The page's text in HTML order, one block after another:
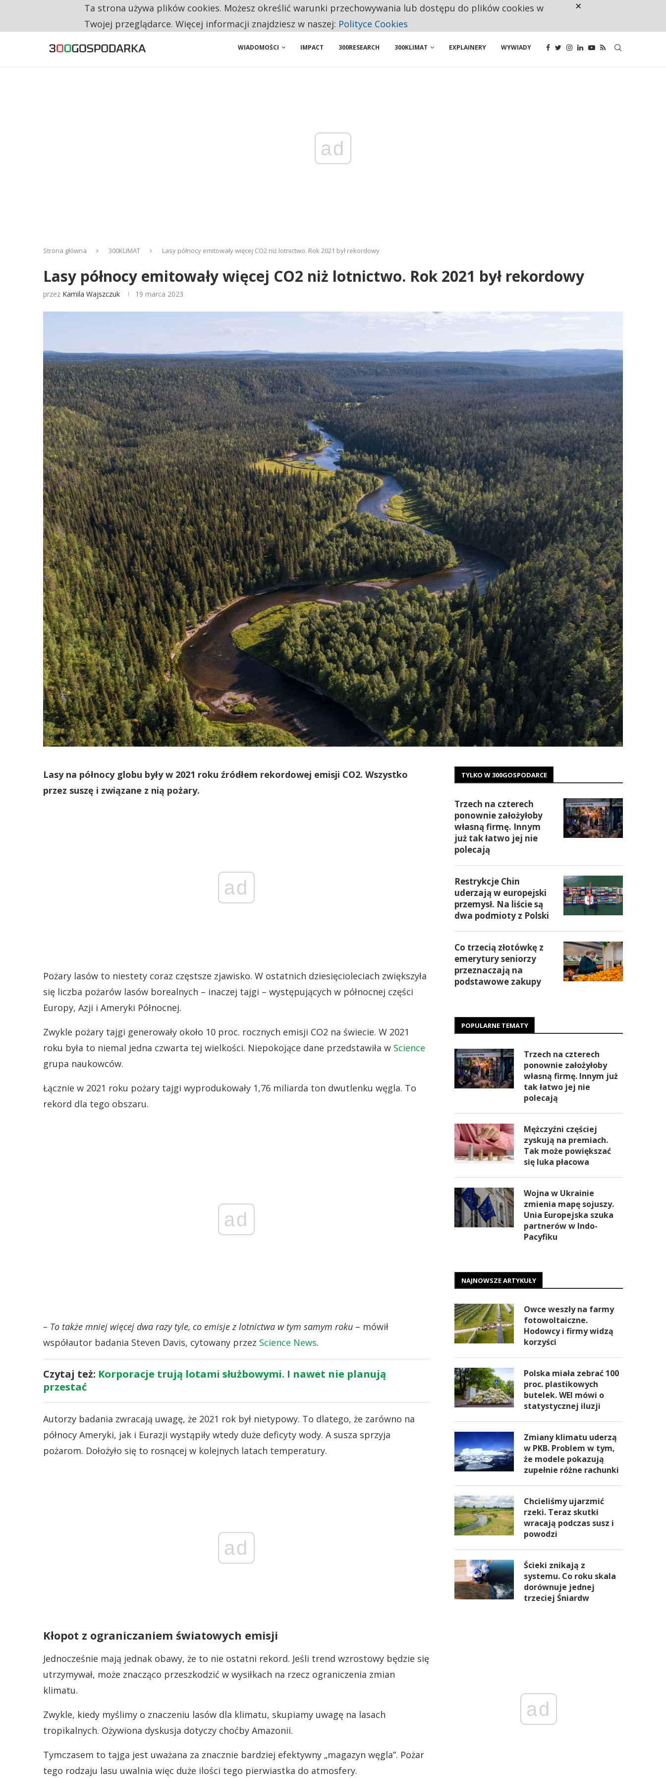
CO TRZECIĄ ZŁOTÓWKĘ Z EMERYTURY SENIORZY PRZEZNACZAJĄ NA PODSTAWOWE ZAKUPY
WIADOMOŚCI IMPACT 300RESEARCH 300KLIMAT EXPLAINERY WYWIADY
ad
Strona główna 300KLIMAT Lasy północy emitowały więcej CO2 niż lotnictwo. Rok 2021 był rekordowy
Lasy północy emitowały więcej CO2 niż lotnictwo. Rok 2021 był rekordowy
przez Kamila Wajszczuk 19 marca 2023
Lasy na północy globu były w 2021 roku źródłem rekordowej emisji CO2. Wszystko
przez suszę i związane z nią pożary.
ad
Pożary lasów to niestety coraz częstsze zjawisko. W ostatnich dziesięcioleciach zwiększyła
się liczba pożarów lasów borealnych – inaczej tajgi – występujących w północnej części
Europy, Azji i Ameryki Północnej.
Zwykle pożary tajgi generowały około 10 proc. rocznych emisji CO2 na świecie. W 2021
roku była to niemal jedna czwarta tej wielkości. Niepokojące dane przedstawiła w Science
grupa naukowców.
Łącznie w 2021 roku pożary tajgi wyprodukowały 1,76 miliarda ton dwutlenku węgla. To
rekord dla tego obszaru.
ad
– To także mniej więcej dwa razy tyle, co emisje z lotnictwa w tym samym roku – mówił
współautor badania Steven Davis, cytowany przez Science News.
Czytaj też: Korporacje trują lotami służbowymi. I nawet nie planują
przestać
Autorzy badania zwracają uwagę, że 2021 rok był nietypowy. To dlatego, że zarówno na
północy Ameryki, jak i Eurazji wystąpiły wtedy duże deficyty wody. A susza sprzyja
pożarom. Dołożyło się to rosnącej w kolejnych latach temperatury.
ad
Kłopot z ograniczaniem światowych emisji
Jednocześnie mają jednak obawy, że to nie ostatni rekord. Jeśli trend wzrostowy będzie się
utrzymywał, może znacząco przeszkodzić w wysiłkach na rzecz ograniczenia zmian
klimatu.
Zwykle, kiedy myślimy o znaczeniu lasów dla klimatu, skupiamy uwagę na lasach
tropikalnych. Ożywiona dyskusja dotyczy choćby Amazonii.
Tymczasem to tajga jest uważana za znacznie bardziej efektywny „magazyn węgla”. Pożar
tego rodzaju lasu uwalnia więc duże ilości tego pierwiastka do atmosfery.
TYLKO W 300GOSPODARCE
Trzech na czterech
ponownie założyłoby
własną firmę. Innym
już tak łatwo jej nie
polecają
Restrykcje Chin
uderzają w europejski
przemysł. Na liście są
dwa podmioty z Polski
Co trzecią złotówkę z
emerytury seniorzy
przeznaczają na
podstawowe zakupy
POPULARNE TEMATY
Trzech na czterech
ponownie założyłoby
własną firmę. Innym już
tak łatwo jej nie
polecają
Mężczyźni częściej
zyskują na premiach.
Tak może powiększać
się luka płacowa
Wojna w Ukrainie
zmienia mapę sojuszy.
Unia Europejska szuka
partnerów w Indo-
Pacyfiku
NAJNOWSZE ARTYKUŁY
Owce weszły na farmy
fotowoltaiczne.
Hodowcy i firmy widzą
korzyści
Polska miała zebrać 100
proc. plastikowych
butelek. WEI mówi o
statystycznej iluzji
Zmiany klimatu uderzą
w PKB. Problem w tym,
że modele pokazują
zupełnie różne rachunki
Chcieliśmy ujarzmić
rzeki. Teraz skutki
wracają podczas susz i
powodzi
Ścieki znikają z
systemu. Co roku skala
dorównuje jednej
trzeciej Śniardw
ad
Ta strona używa plików cookies. Możesz określić warunki przechowywania lub dostępu do plików cookies w
Twojej przeglądarce. Więcej informacji znajdziesz w naszej: Polityce Cookies
×